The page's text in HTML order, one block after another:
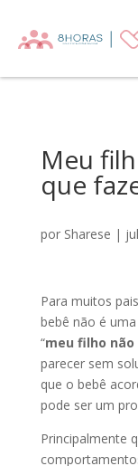
Meu
que
por Sharese |
Para muitos
bebê não é
“meu filho não
parecer sem
que o bebê
pode ser um
Principalmente